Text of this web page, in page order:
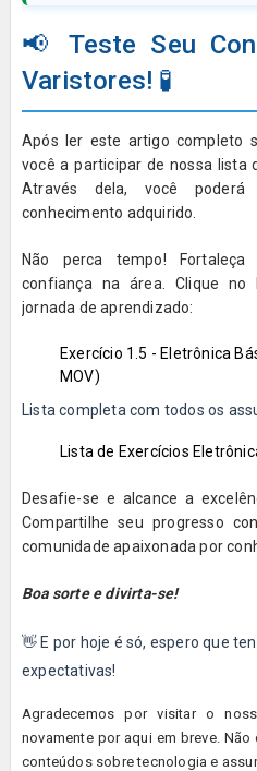
📢 Teste Seu
Varistores! 🧪
Após ler este artigo completo
você a participar de nossa lista
Através dela, você
conhecimento adquirido.
Não perca tempo!
confiança na área. Clique
jornada de aprendizado:
Exercício 1.5 - Eletrônica
MOV)
Lista completa com todos os
Lista de Exercícios
Desafie-se e alcance a
Compartilhe seu progresso
comunidade apaixonada por
Boa sorte e divirta-se!
👋 E por hoje é só, espero que
expectativas!
Agradecemos por visitar o
novamente por aqui em breve.
conteúdos sobre tecnologia e